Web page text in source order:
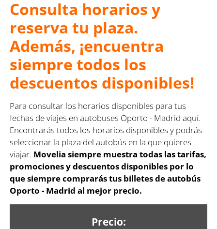
Consulta horarios y
reserva tu plaza.
Además, ¡encuentra
siempre todos los
descuentos disponibles!
Para consultar los horarios disponibles para tus
fechas de viajes en autobuses Oporto - Madrid aquí.
Encontrarás todos los horarios disponibles y podrás
seleccionar la plaza del autobús en la que quieres
viajar. Movelia siempre muestra todas las tarifas,
promociones y descuentos disponibles por lo
que siempre comprarás tus billetes de autobús
Oporto - Madrid al mejor precio.
Precio: